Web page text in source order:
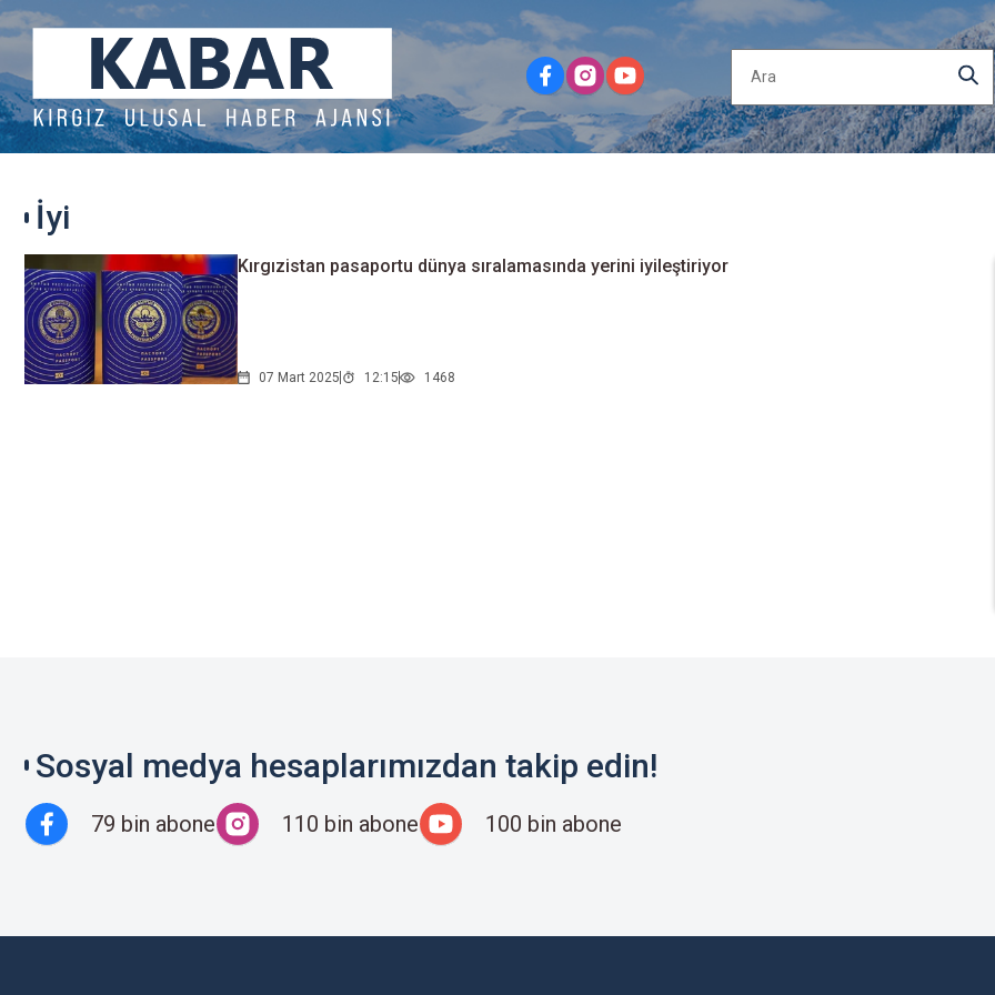
İyi
Kırgızistan pasaportu dünya sıralamasında yerini iyileştiriyor
07 Mart 2025 12:15 1468
Sosyal medya hesaplarımızdan takip edin!
79 bin abone 110 bin abone 100 bin abone